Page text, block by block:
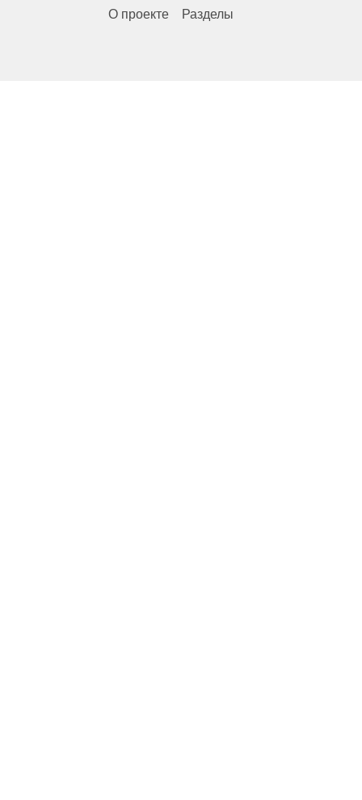
О проекте Разделы